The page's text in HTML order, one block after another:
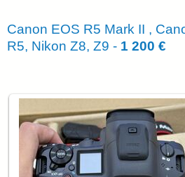
Canon EOS R5 Mark II ,
R5, Nikon Z8, Z9 - 1 200 €